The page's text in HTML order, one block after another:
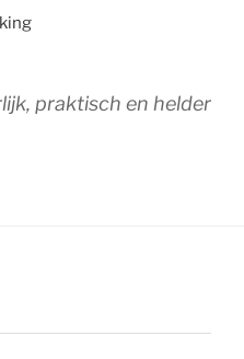
praktisch en helder